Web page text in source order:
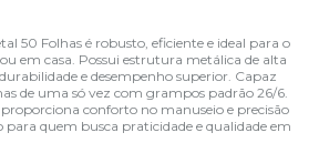
50 Folhas é robusto, eficiente e ideal para o
em casa. Possui estrutura metálica de alta
e desempenho superior. Capaz
de uma só vez com grampos padrão 26/6.
conforto no manuseio e precisão
quem busca praticidade e qualidade em